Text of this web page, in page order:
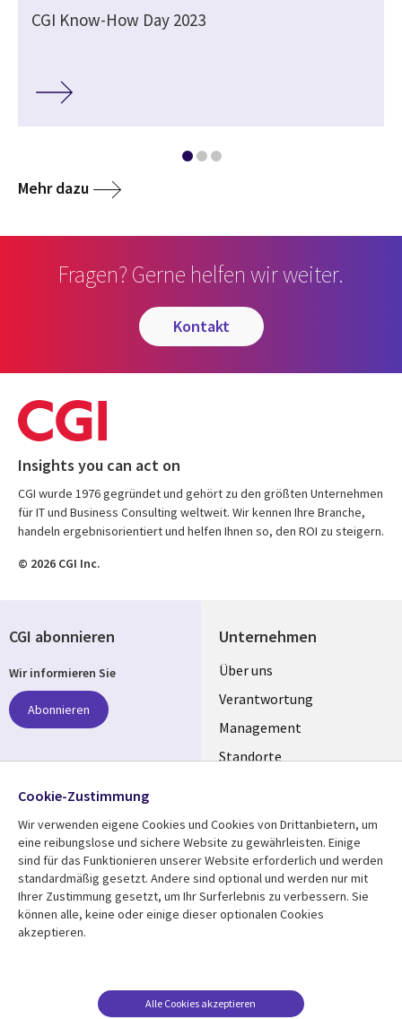
CGI Know-How Day 2023
Mehr dazu
Fragen? Gerne helfen wir weiter.
kontakt
Insights you can act on
CGI wurde 1976 gegründet und gehört zu den größten Unternehmen
für IT und Business Consulting weltweit. Wir kennen Ihre Branche,
handeln ergebnisorientiert und helfen Ihnen so, den ROI zu steigern.
© 2026 CGI Inc.
Unternehmen
Useful
links
GERMANY
Über uns
Verantwortung
Management
Standorte
Mediathek
Library
GERMANY
Aktuelles
Rechtliches
Beschwerden/Hinweise
CGI abonnieren
Wir informieren Sie
Abonnieren
Folgen Sie uns
Social
Media
GERMANY
Cookie-Zustimmung
Wir verwenden eigene Cookies und Cookies von Drittanbietern, um
eine reibungslose und sichere Website zu gewährleisten. Einige
sind für das Funktionieren unserer Website erforderlich und werden
standardmäßig gesetzt. Andere sind optional und werden nur mit
Ihrer Zustimmung gesetzt, um Ihr Surferlebnis zu verbessern. Sie
können alle, keine oder einige dieser optionalen Cookies
akzeptieren.
Alle Cookies akzeptieren